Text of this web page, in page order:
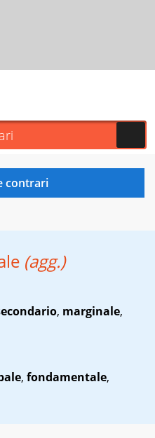
(agg.)
, marginale,
, fondamentale,